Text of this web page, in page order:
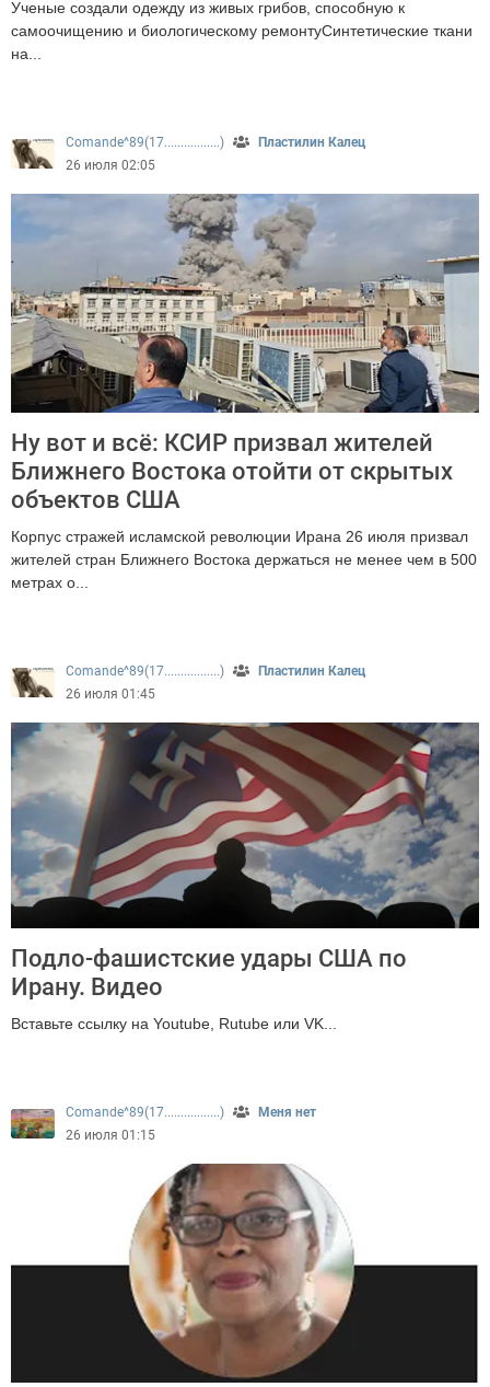
Ученые создали одежду из живых грибов, способную к
самоочищению и биологическому ремонтуСинтетические ткани
на...
Comande^89(17.................)
Пластилин Калец
26 июля 02:05
Ну вот и всё: КСИР призвал жителей
Ближнего Востока отойти от скрытых
объектов США
Корпус стражей исламской революции Ирана 26 июля призвал
жителей стран Ближнего Востока держаться не менее чем в 500
метрах о...
Comande^89(17.................)
Пластилин Калец
26 июля 01:45
Подло-фашистские удары США по
Ирану. Видео
Вставьте ссылку на Youtube, Rutube или VK...
Comande^89(17.................)
Меня нет
26 июля 01:15